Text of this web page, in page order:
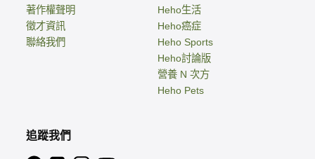
著作權聲明
徵才資訊
聯絡我們
Heho生活
Heho癌症
Heho Sports
Heho討論版
營養 N 次方
Heho Pets
追蹤我們